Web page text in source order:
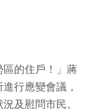
區的住戶！」蔣
行應變會議，
及慰問市民。